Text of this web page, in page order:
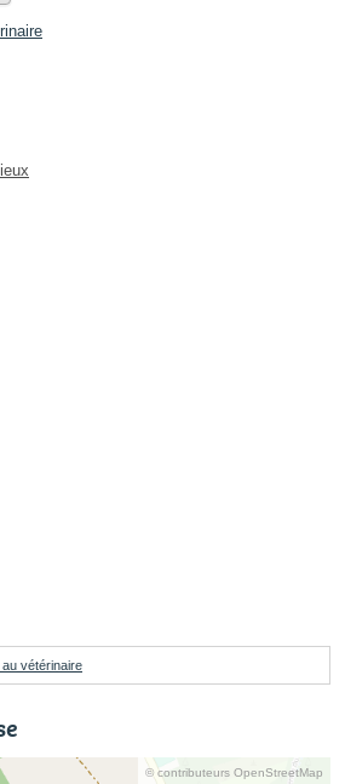
vétérinaire
© contributeurs OpenStreetMap